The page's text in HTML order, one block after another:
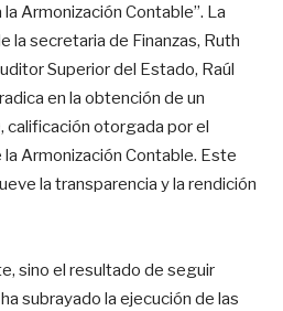
Armonización Contable”. La
la secretaria de Finanzas, Ruth
Superior del Estado, Raúl
en la obtención de un
otorgada por el
Armonización Contable. Este
la transparencia y la rendición
sino el resultado de seguir
subrayado la ejecución de las